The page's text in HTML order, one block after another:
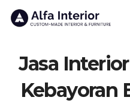
Jasa
Kebayoran